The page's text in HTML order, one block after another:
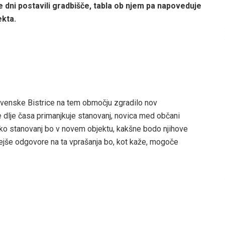
postavili gradbišče, tabla ob njem pa napoveduje
Bistrice na tem območju zgradilo nov
časa primanjkuje stanovanj, novica med občani
stanovanj bo v novem objektu, kakšne bodo njihove
odgovore na ta vprašanja bo, kot kaže, mogoče